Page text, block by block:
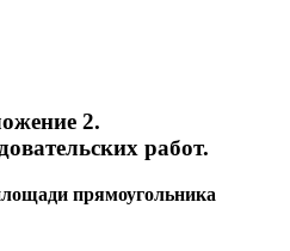
2.
работ.
прямоугольника